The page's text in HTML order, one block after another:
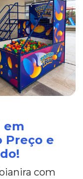
em
Preço e
com